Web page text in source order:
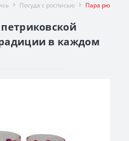
Посуда с росписью Пара рюмок с
в каждом